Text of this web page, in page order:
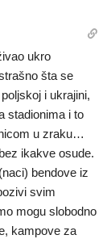
ukro
šta se
i ukrajini,
stadionima i to
u zraku…
ikakve osude.
bendove iz
svim
mogu slobodno
kampove za